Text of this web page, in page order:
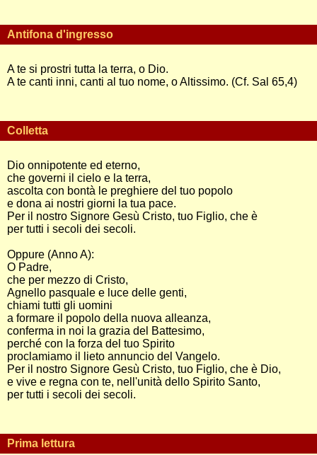
Antifona d'ingresso
A te si prostri tutta la terra, o Dio.
A te canti inni, canti al tuo nome, o Altissimo. (Cf. Sal 65,4)
Colletta
Dio onnipotente ed eterno,
che governi il cielo e la terra,
ascolta con bontà le preghiere del tuo popolo
e dona ai nostri giorni la tua pace.
Per il nostro Signore Gesù Cristo, tuo Figlio, che è
per tutti i secoli dei secoli.
Oppure (Anno A):
O Padre,
che per mezzo di Cristo,
Agnello pasquale e luce delle genti,
chiami tutti gli uomini
a formare il popolo della nuova alleanza,
conferma in noi la grazia del Battesimo,
perché con la forza del tuo Spirito
proclamiamo il lieto annuncio del Vangelo.
Per il nostro Signore Gesù Cristo, tuo Figlio, che è Dio,
e vive e regna con te, nell'unità dello Spirito Santo,
per tutti i secoli dei secoli.
Prima lettura